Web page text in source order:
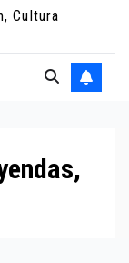
Cultura